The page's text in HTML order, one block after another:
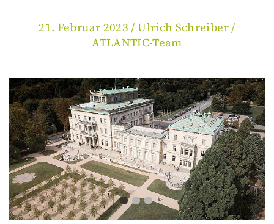
21. Februar 2023 /Ulrich Schreiber /
ATLANTIC-Team